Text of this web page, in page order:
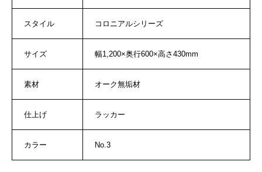
スタイル コロニアルシリーズ
サイズ 幅1,200×奥行600×高さ430mm
素材 オーク無垢材
仕上げ ラッカー
カラー No.3